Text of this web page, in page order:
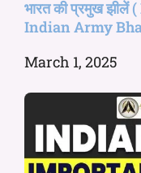
भारत की प्रमुख
Indian Army
March 1, 2025